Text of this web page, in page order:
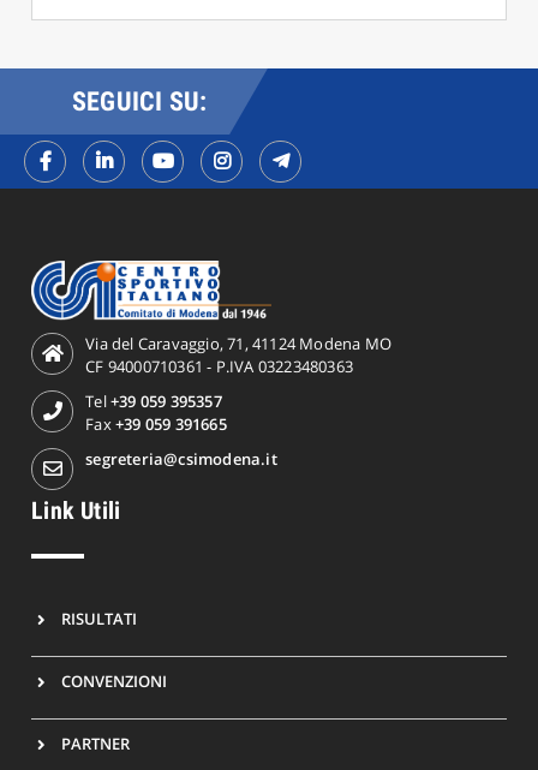
SEGUICI SU:
Via del Caravaggio, 71, 41124 Modena MO
CF 94000710361 - P.IVA 03223480363
Tel+39 059 395357
Fax+39 059 391665
segreteria@csimodena.it
Link Utili
RISULTATI
CONVENZIONI
PARTNER